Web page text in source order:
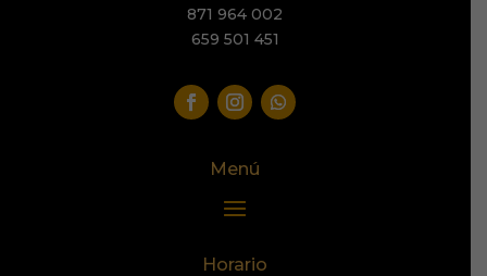
871 964 002
659 501 451
Menú
Horario